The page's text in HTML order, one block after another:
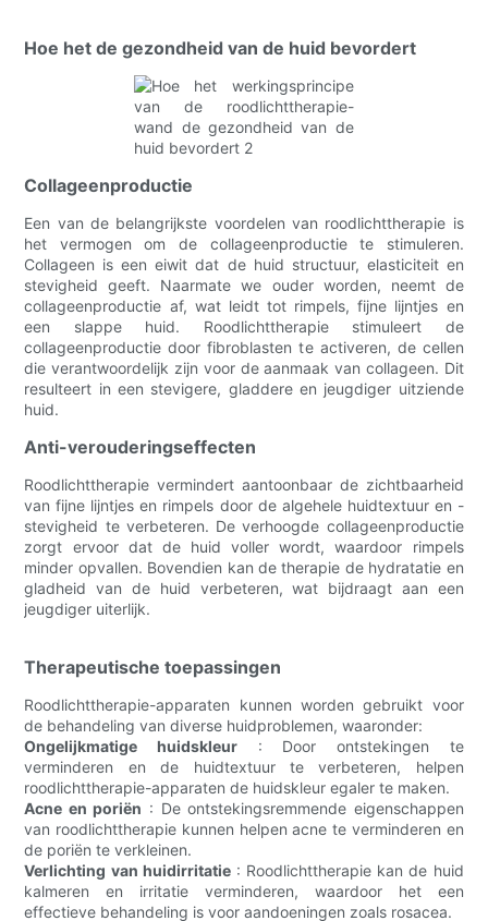
Hoe het de gezondheid van de huid bevordert
Collageenproductie
Een van de belangrijkste voordelen van roodlichttherapie is
het vermogen om de collageenproductie te stimuleren.
Collageen is een eiwit dat de huid structuur, elasticiteit en
stevigheid geeft. Naarmate we ouder worden, neemt de
collageenproductie af, wat leidt tot rimpels, fijne lijntjes en
een slappe huid. Roodlichttherapie stimuleert de
collageenproductie door fibroblasten te activeren, de cellen
die verantwoordelijk zijn voor de aanmaak van collageen. Dit
resulteert in een stevigere, gladdere en jeugdiger uitziende
huid.
Anti-verouderingseffecten
Roodlichttherapie vermindert aantoonbaar de zichtbaarheid
van fijne lijntjes en rimpels door de algehele huidtextuur en -
stevigheid te verbeteren. De verhoogde collageenproductie
zorgt ervoor dat de huid voller wordt, waardoor rimpels
minder opvallen. Bovendien kan de therapie de hydratatie en
gladheid van de huid verbeteren, wat bijdraagt ​​aan een
jeugdiger uiterlijk.
Therapeutische toepassingen
Roodlichttherapie-apparaten kunnen worden gebruikt voor
de behandeling van diverse huidproblemen, waaronder:
Ongelijkmatige huidskleur : Door ontstekingen te
verminderen en de huidtextuur te verbeteren, helpen
roodlichttherapie-apparaten de huidskleur egaler te maken.
Acne en poriën : De ontstekingsremmende eigenschappen
van roodlichttherapie kunnen helpen acne te verminderen en
de poriën te verkleinen.
Verlichting van huidirritatie: Roodlichttherapie kan de huid
kalmeren en irritatie verminderen, waardoor het een
effectieve behandeling is voor aandoeningen zoals rosacea.